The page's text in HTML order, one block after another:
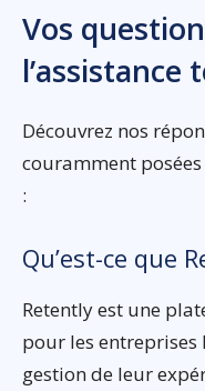
Vos
l’assistance
Découvrez nos
couramment
:
Qu’est-ce que
Retently est une
pour les
gestion de leur